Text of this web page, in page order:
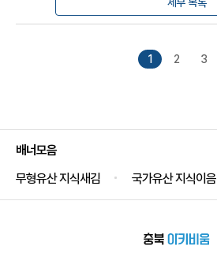
1 2 3
배너모음
무형유산 지식새김
국가유산 지식이음